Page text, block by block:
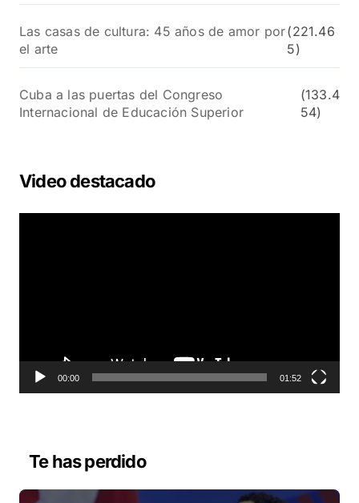
Las casas de cultura: 45 años de amor por
el arte
(221.46
5)
Cuba a las puertas del Congreso
Internacional de Educación Superior
(133.4
54)
Video destacado
t
r
d
00:00 01:52
Te has perdido